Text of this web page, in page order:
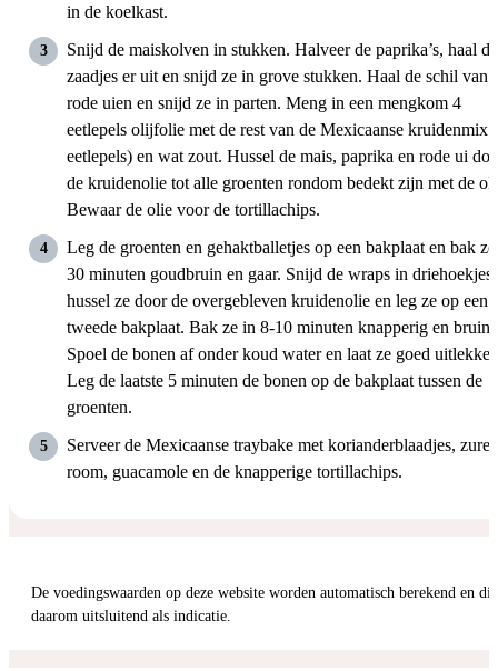
in de koelkast.
Snijd de maiskolven in stukken. Halveer de paprika’s, haal de
zaadjes er uit en snijd ze in grove stukken. Haal de schil van
rode uien en snijd ze in parten. Meng in een mengkom 4
eetlepels olijfolie met de rest van de Mexicaanse kruidenmix
eetlepels) en wat zout. Hussel de mais, paprika en rode ui
de kruidenolie tot alle groenten rondom bedekt zijn met de
Bewaar de olie voor de tortillachips.
Leg de groenten en gehaktballetjes op een bakplaat en bak
30 minuten goudbruin en gaar. Snijd de wraps in driehoekjes,
hussel ze door de overgebleven kruidenolie en leg ze op een
tweede bakplaat. Bak ze in 8-10 minuten knapperig en bruin.
Spoel de bonen af onder koud water en laat ze goed
Leg de laatste 5 minuten de bonen op de bakplaat tussen de
groenten.
Serveer de Mexicaanse traybake met korianderblaadjes, zure
room, guacamole en de knapperige tortillachips.
De voedingswaarden op deze website worden automatisch berekend en dienen
daarom uitsluitend als indicatie.